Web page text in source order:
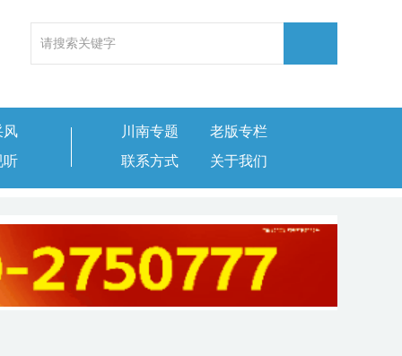
风
听
川南专题
老版专栏
联系方式
关于我们